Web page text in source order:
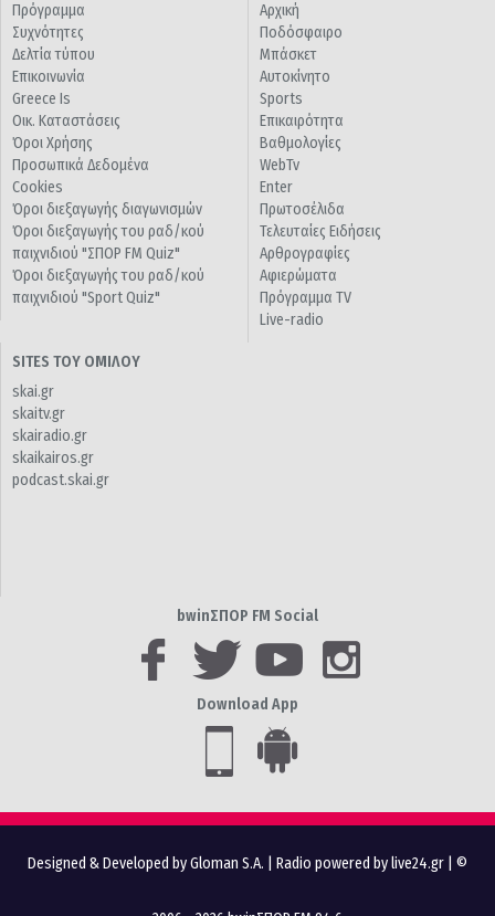
Πρόγραμμα
Συχνότητες
Δελτία τύπου
Επικοινωνία
Greece Is
Οικ. Καταστάσεις
Όροι Χρήσης
Προσωπικά Δεδομένα
Cookies
Όροι διεξαγωγής διαγωνισμών
Όροι διεξαγωγής του ραδ/κού
παιχνιδιού "ΣΠΟΡ FM Quiz"
Όροι διεξαγωγής του ραδ/κού
παιχνιδιού "Sport Quiz"
Αρχική
Ποδόσφαιρο
Μπάσκετ
Αυτοκίνητο
Sports
Επικαιρότητα
Βαθμολογίες
WebTv
Enter
Πρωτοσέλιδα
Τελευταίες Ειδήσεις
Αρθρογραφίες
Αφιερώματα
Πρόγραμμα TV
Live-radio
SITES ΤΟΥ ΟΜΙΛΟΥ
skai.gr
skaitv.gr
skairadio.gr
skaikairos.gr
podcast.skai.gr
bwinΣΠΟΡ FM Social
Download App
Designed & Developed by Gloman S.A. Radio powered by live24.gr | ©